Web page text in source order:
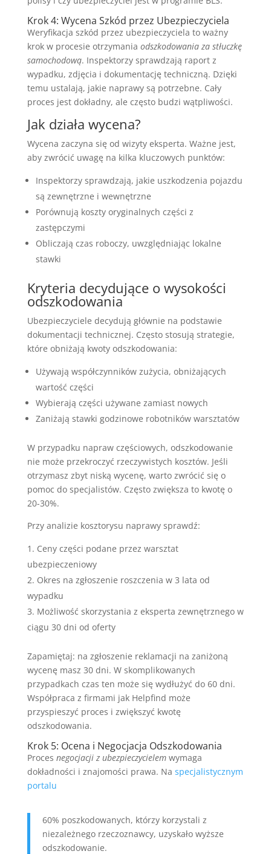
Krok 4: Wycena Szkód przez Ubezpieczyciela
Weryfikacja szkód przez ubezpieczyciela to ważny
krok w procesie otrzymania odszkodowania za stłuczkę
samochodową. Inspektorzy sprawdzają raport z
wypadku, zdjęcia i dokumentację techniczną. Dzięki
temu ustalają, jakie naprawy są potrzebne. Cały
proces jest dokładny, ale często budzi wątpliwości.
Jak działa wycena?
Wycena zaczyna się od wizyty eksperta. Ważne jest,
aby zwrócić uwagę na kilka kluczowych punktów:
Inspektorzy sprawdzają, jakie uszkodzenia pojazdu
są zewnętrzne i wewnętrzne
Porównują koszty oryginalnych części z
zastępczymi
Obliczają czas roboczy, uwzględniając lokalne
stawki
Kryteria decydujące o wysokości
odszkodowania
Ubezpieczyciele decydują głównie na podstawie
dokumentacji technicznej. Często stosują strategie,
które obniżają kwoty odszkodowania:
Używają współczynników zużycia, obniżających
wartość części
Wybierają części używane zamiast nowych
Zaniżają stawki godzinowe robotników warsztatów
W przypadku napraw częściowych, odszkodowanie
nie może przekroczyć rzeczywistych kosztów. Jeśli
otrzymasz zbyt niską wycenę, warto zwrócić się o
pomoc do specjalistów. Często zwiększa to kwotę o
20-30%.
Przy analizie kosztorysu naprawy sprawdź:
Ceny części podane przez warsztat
ubezpieczeniowy
Okres na zgłoszenie roszczenia w 3 lata od
wypadku
Możliwość skorzystania z eksperta zewnętrznego w
ciągu 30 dni od oferty
Zapamiętaj: na zgłoszenie reklamacji na zaniżoną
wycenę masz 30 dni. W skomplikowanych
przypadkach czas ten może się wydłużyć do 60 dni.
Współpraca z firmami jak Helpfind może
przyspieszyć proces i zwiększyć kwotę
odszkodowania.
Krok 5: Ocena i Negocjacja Odszkodowania
Proces negocjacji z ubezpieczycielemwymaga
dokładności i znajomości prawa. Na specjalistycznym
portalu
60% poszkodowanych, którzy korzystali z
niezależnego rzeczoznawcy, uzyskało wyższe
odszkodowanie.